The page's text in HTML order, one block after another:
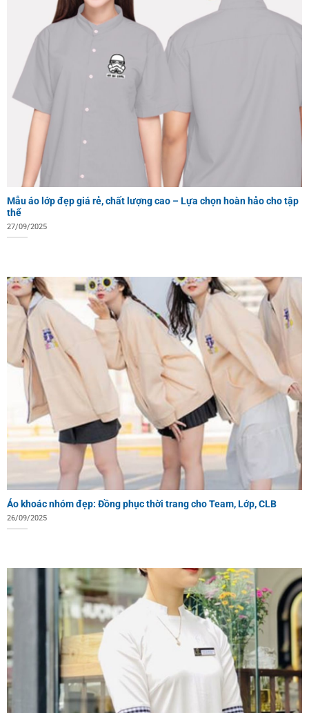
Mẫu áo lớp đẹp giá rẻ, chất lượng cao – Lựa chọn hoàn hảo cho tập
thể
27/09/2025
Áo khoác nhóm đẹp: Đồng phục thời trang cho Team, Lớp, CLB
26/09/2025